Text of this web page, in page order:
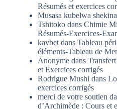
Résumés et exercices
Musasa kubelwa
Tshitoko dans Chimie
Résumés-Exercices-
kavbet dans Tableau
éléments-Tableau de
Anonyme dans
et Exercices corrigés
Rodrigue Mushi dans
exercices corrigés
merci de votre soutien
d’Archimède : Cours et